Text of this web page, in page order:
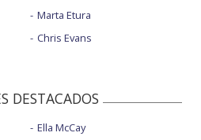
Marta Etura
Chris Evans
DESTACADOS
Ella McCay